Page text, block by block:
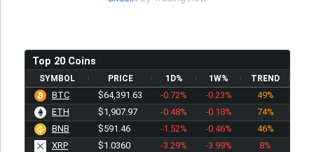
Top 20 Coins
SYMBOL PRICE 1D% 1W% TREND
BTC $64,391.63 -0.72% -0.23%
49%
ETH
$1,907.97 -0.48% -0.18%
74%
BNB
$591.46 -1.52% -0.46%
46%
XRP
$1.0360 -3.29% -3.99%
8%